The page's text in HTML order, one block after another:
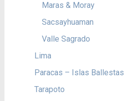
Maras & Moray
Sacsayhuaman
Valle Sagrado
Lima
Paracas – Islas Ballestas
Tarapoto